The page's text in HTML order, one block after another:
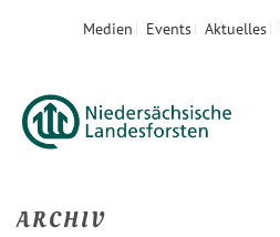
Medien Events Aktuelles
ARCHIV